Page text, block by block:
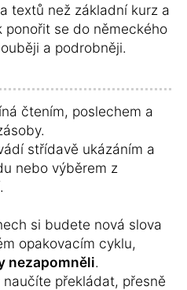
textů než základní kurz a
ponořit se do německého
a podrobněji.
čtením, poslechem a
střídavě ukázáním a
nebo výběrem z
si budete nová slova
opakovacím cyklu,
nezapomněli.
překládat, přesně